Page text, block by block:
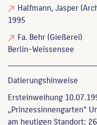
Halfmann, Jasper
1995
Fa. Behr(Gießerei)
Berlin-Weissensee
Datierungs­hinweise
Ersteinweihung
„Prinzessinnengarten"
am heutigen Standort: